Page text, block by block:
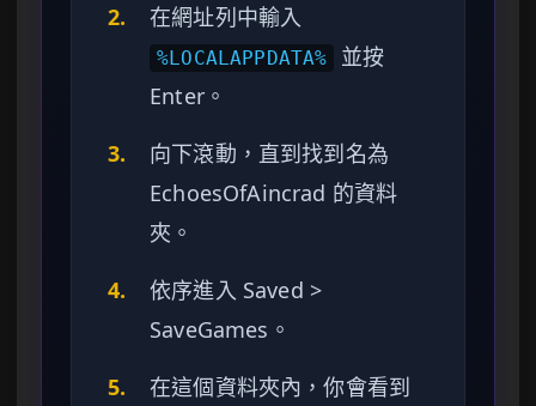
2.
在網址列中輸入
%LOCALAPPDATA%
並按
Enter。
3.
向下滾動，直到找到名為
EchoesOfAincrad 的資料
夾。
4.
依序進入 Saved >
SaveGames。
5.
在這個資料夾內，你會看到